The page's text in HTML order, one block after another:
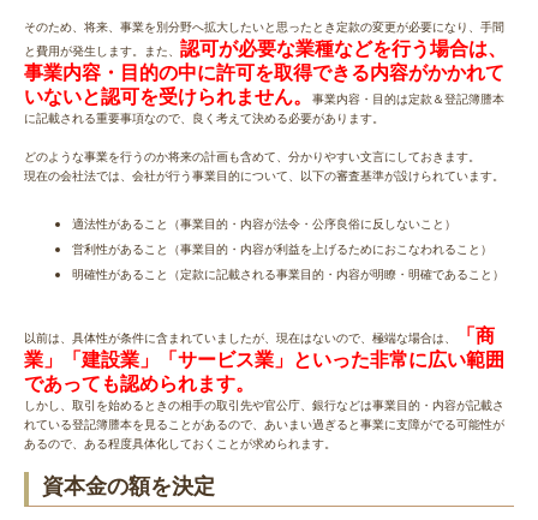
そのため、将来、事業を別分野へ拡大したいと思ったとき定款の変更が必要になり、手間
と費用が発生します。また、 認可が必要な業種などを行う場合は、
事業内容・目的の中に許可を取得できる内容がかかれて
いないと認可を受けられません。
事業内容・目的は定款＆登記簿謄本
に記載される重要事項なので、良く考えて決める必要があります。
どのような事業を行うのか将来の計画も含めて、分かりやすい文言にしておきます。
現在の会社法では、会社が行う事業目的について、以下の審査基準が設けられています。
適法性があること（事業目的・内容が法令・公序良俗に反しないこと）
営利性があること（事業目的・内容が利益を上げるためにおこなわれること）
明確性があること（定款に記載される事業目的・内容が明瞭・明確であること）
以前は、具体性が条件に含まれていましたが、現在はないので、極端な場合は、
「商
業」「建設業」「サービス業」といった非常に広い範囲
であっても認められます。
しかし、取引を始めるときの相手の取引先や官公庁、銀行などは事業目的・内容が記載さ
れている登記簿謄本を見ることがあるので、あいまい過ぎると事業に支障がでる可能性が
あるので、ある程度具体化しておくことが求められます。
資本金の額を決定